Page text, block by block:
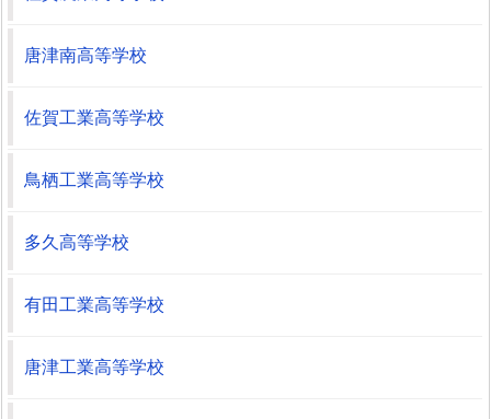
唐津南高等学校
佐賀工業高等学校
鳥栖工業高等学校
多久高等学校
有田工業高等学校
唐津工業高等学校